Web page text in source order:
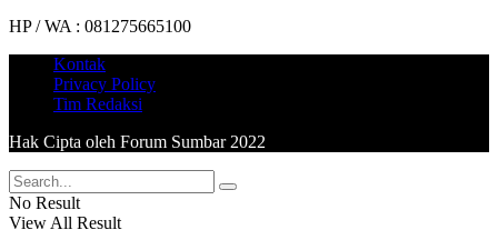
HP / WA : 081275665100
Kontak
Privacy Policy
Tim Redaksi
Hak Cipta oleh Forum Sumbar 2022
No Result
View All Result